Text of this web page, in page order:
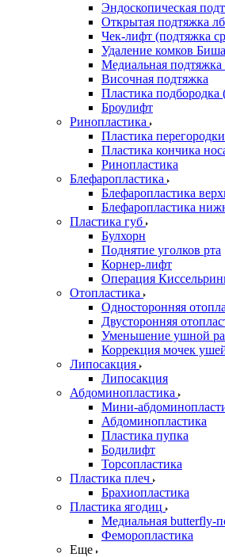
Эндоскопическая
Открытая подтяжка
Чек-лифт (подтяжка
Удаление комков Биша
Медиальная
Височная подтяжка
Пластика подбородка
Броулифт
Ринопластика
Пластика
Пластика кончика
Ринопластика
Блефаропластика
Блефаропластика
Блефаропластика
Пластика губ
Булхорн
Поднятие уголков рта
Корнер-лифт
Операция
Oтопластика
Односторонняя
Двусторонняя
Уменьшение ушной
Коррекция мочек
Липосакция
Липосакция
Абдоминопластика
Мини-
Абдоминопластика
Пластика пупка
Бодилифт
Торсопластика
Пластика плеч
Брахиопластика
Пластика ягодиц
Медиальная butterfly-
Феморопластика
Еще